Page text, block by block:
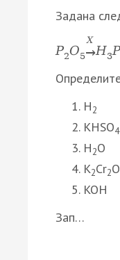
Задана
P2O5
X
→Н3P
H2
KHSO4
H2O
K2Cr2O
KOH
Зап…